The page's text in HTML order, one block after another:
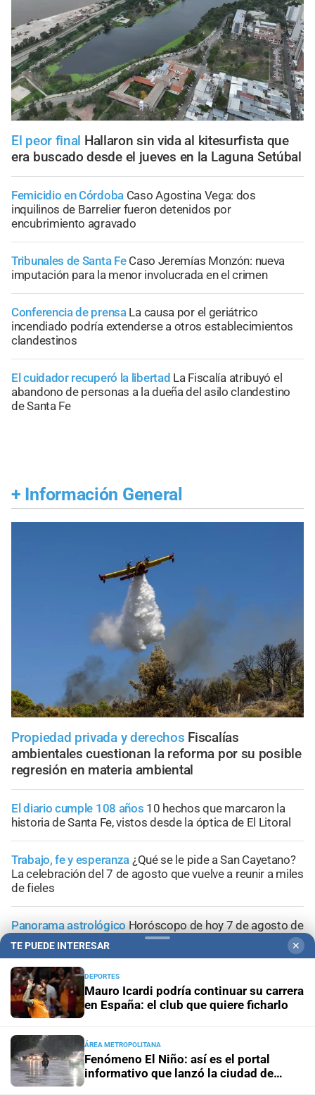
El peor final Hallaron sin vida al kitesurfista que
era buscado desde el jueves en la Laguna Setúbal
Femicidio en Córdoba Caso Agostina Vega: dos
inquilinos de Barrelier fueron detenidos por
encubrimiento agravado
Tribunales de Santa Fe Caso Jeremías Monzón: nueva
imputación para la menor involucrada en el crimen
Conferencia de prensa La causa por el geriátrico
incendiado podría extenderse a otros establecimientos
clandestinos
El cuidador recuperó la libertad La Fiscalía atribuyó el
abandono de personas a la dueña del asilo clandestino
de Santa Fe
+ Información General
Propiedad privada y derechos Fiscalías
ambientales cuestionan la reforma por su posible
regresión en materia ambiental
El diario cumple 108 años 10 hechos que marcaron la
historia de Santa Fe, vistos desde la óptica de El Litoral
Trabajo, fe y esperanza ¿Qué se le pide a San Cayetano?
La celebración del 7 de agosto que vuelve a reunir a miles
de fieles
Panorama astrológico Horóscopo de hoy 7 de agosto de
2026
EfeméridesDía Internacional de la Cerveza: por qué se
celebra cada 7 agosto y cuál es el curioso origen de la
festividad
TE PUEDE INTERESAR ✕
DEPORTES
Mauro Icardi podría continuar su carrera
en España: el club que quiere ficharlo
ÁREA METROPOLITANA
Fenómeno El Niño: así es el portal
informativo que lanzó la ciudad de